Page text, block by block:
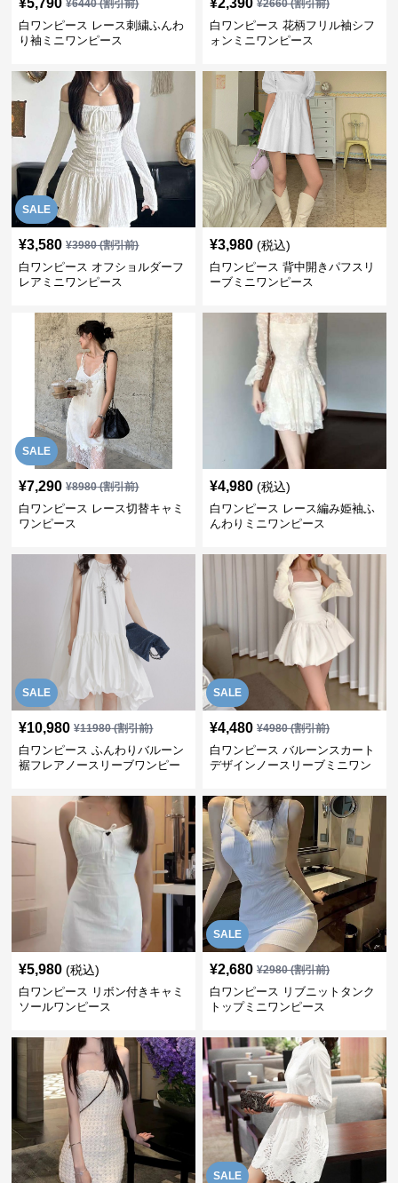
¥5,790 ¥6440(割引前)
白ワンピース レース刺繍ふんわ
り袖ミニワンピース
¥2,390 ¥2660(割引前)
白ワンピース 花柄フリル袖シフ
ォンミニワンピース
SALE
¥3,580 ¥3980(割引前)
白ワンピース オフショルダーフ
レアミニワンピース
¥3,980 (税込)
白ワンピース 背中開きパフスリ
ーブミニワンピース
SALE
¥7,290 ¥8980(割引前)
白ワンピース レース切替キャミ
ワンピース
¥4,980 (税込)
白ワンピース レース編み姫袖ふ
んわりミニワンピース
SALE
¥10,980 ¥11980(割引前)
白ワンピース ふんわりバルーン
裾フレアノースリーブワンピー
SALE
¥4,480 ¥4980(割引前)
白ワンピース バルーンスカート
デザインノースリーブミニワン
¥5,980 (税込)
白ワンピース リボン付きキャミ
ソールワンピース
SALE
¥2,680 ¥2980(割引前)
白ワンピース リブニットタンク
トップミニワンピース
SALE